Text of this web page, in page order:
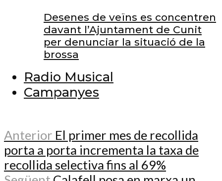
Desenes de veïns es concentren
davant l’Ajuntament de Cunit
per denunciar la situació de la
brossa
Radio Musical
Campanyes
Anterior El primer mes de recollida
porta a porta incrementa la taxa de
recollida selectiva fins al 69%